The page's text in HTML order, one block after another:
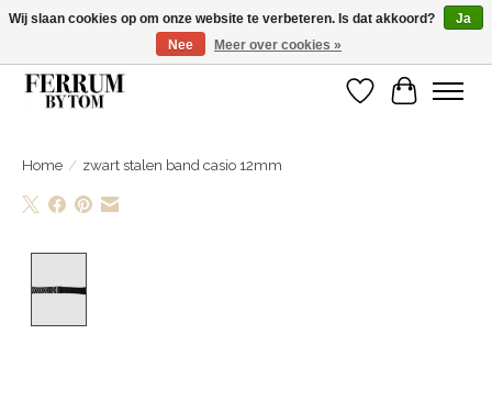
Wij zijn gelsoten van 14 tm 18 februari
Verlanglijst
Home / zwart stalen band casio 12mm
Wij slaan cookies op om onze website te verbeteren. Is dat akkoord?
Ja
Nee
Meer over cookies »